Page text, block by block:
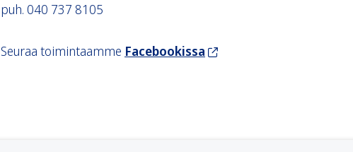
puh. 040 737 8105
Seuraa toimintaamme Facebookissa , ohjaa sivuston